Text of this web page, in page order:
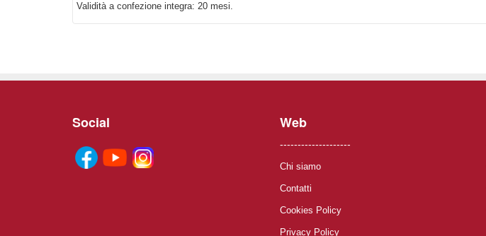
Validità a confezione integra: 20 mesi.
Social Web
--------------------
Chi siamo
Contatti
Cookies Policy
Privacy Policy